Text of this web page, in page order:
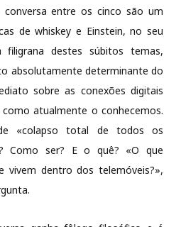
entre os cinco são um
de whiskey e Einstein, no seu
filigrana destes súbitos temas,
absolutamente determinante do
sobre as conexões digitais
atualmente o conhecemos.
«colapso total de todos os
Como ser? E o quê? «O que
vivem dentro dos telemóveis?»,